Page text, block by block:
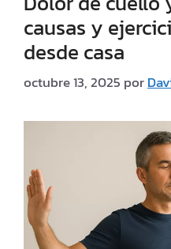
causas y
desde casa
octubre 13, 2025 por